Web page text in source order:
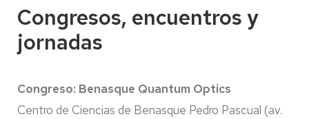
Congresos, encuentros y
jornadas
Congreso: Benasque Quantum Optics
Centro de Ciencias de Benasque Pedro Pascual (av.